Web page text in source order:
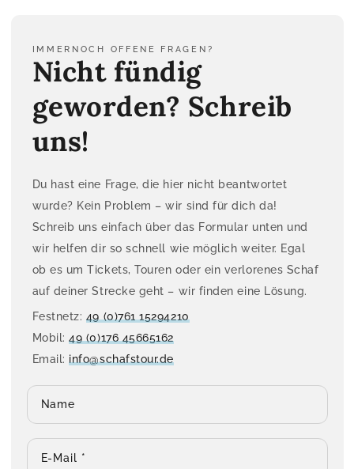
IMMERNOCH OFFENE FRAGEN?
Nicht fündig
geworden? Schreib
uns!
Du hast eine Frage, die hier nicht beantwortet
wurde? Kein Problem – wir sind für dich da!
Schreib uns einfach über das Formular unten und
wir helfen dir so schnell wie möglich weiter. Egal
ob es um Tickets, Touren oder ein verlorenes Schaf
auf deiner Strecke geht – wir finden eine Lösung.
Festnetz: 49 (0)761 15294210
Mobil:49 (0)176 45665162
Email: info@schafstour.de
Name
E-Mail *